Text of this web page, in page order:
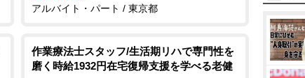
アルバイト・パート / 東京都
作業療法士スタッフ/生活期リハで専門性を
磨く時給1932円在宅復帰支援を学べる老健